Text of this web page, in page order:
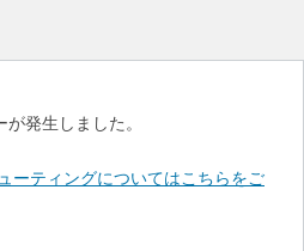
発生しました。
ーティングについてはこちらをご